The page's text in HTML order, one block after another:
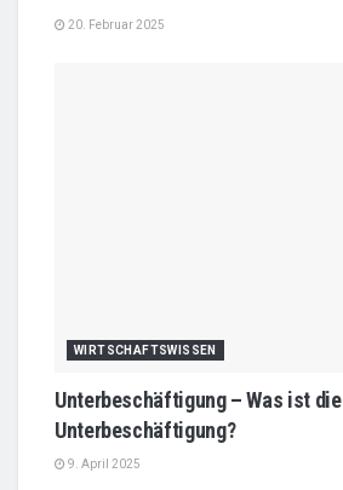
20. Februar 2025
WIRTSCHAFTSWISSEN
Unterbeschäftigung – Was ist die
Unterbeschäftigung?
9. April 2025